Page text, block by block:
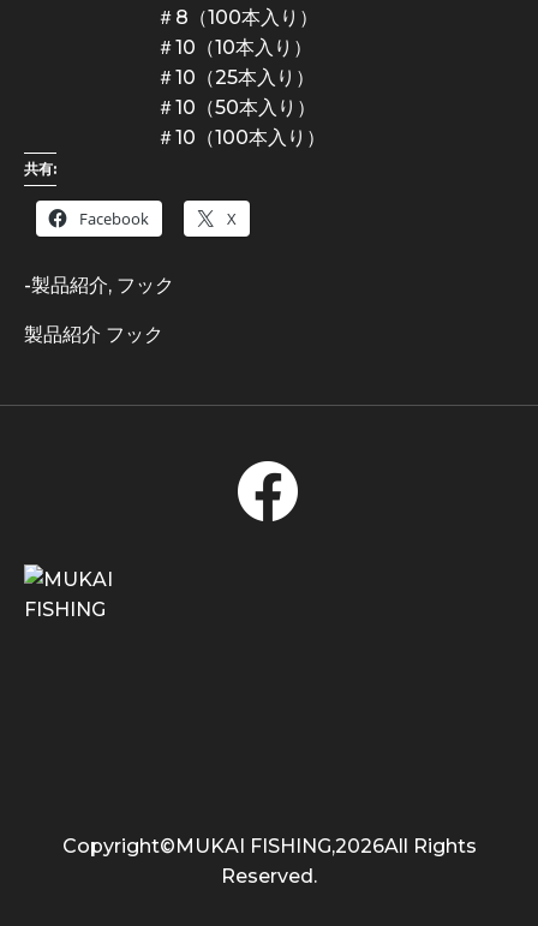
＃8（100本入り）
＃10（10本入り）
＃10（25本入り）
＃10（50本入り）
＃10（100本入り）
共有:
Facebook X
-製品紹介, フック
製品紹介 フック
Copyright©MUKAI FISHING,2026All Rights
Reserved.